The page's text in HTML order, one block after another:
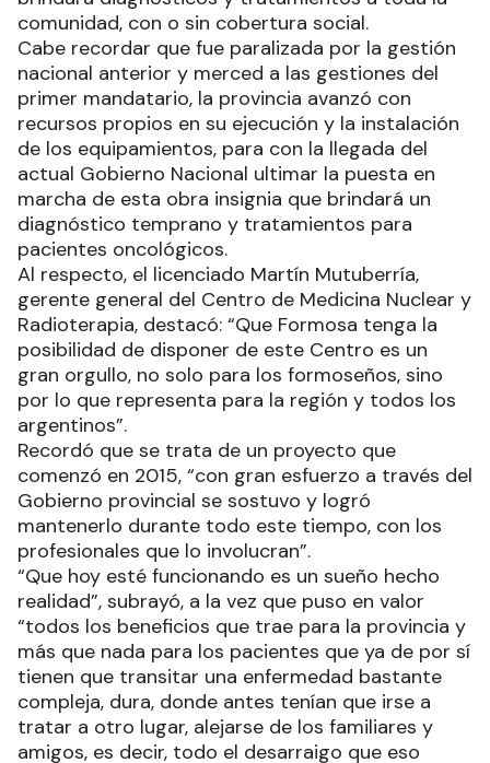
comunidad, con o sin cobertura social.
Cabe recordar que fue paralizada por la gestión
nacional anterior y merced a las gestiones del
primer mandatario, la provincia avanzó con
recursos propios en su ejecución y la instalación
de los equipamientos, para con la llegada del
actual Gobierno Nacional ultimar la puesta en
marcha de esta obra insignia que brindará un
diagnóstico temprano y tratamientos para
pacientes oncológicos.
Al respecto, el licenciado Martín Mutuberría,
gerente general del Centro de Medicina Nuclear y
Radioterapia, destacó: “Que Formosa tenga la
posibilidad de disponer de este Centro es un
gran orgullo, no solo para los formoseños, sino
por lo que representa para la región y todos los
argentinos”.
Recordó que se trata de un proyecto que
comenzó en 2015, “con gran esfuerzo a través del
Gobierno provincial se sostuvo y logró
mantenerlo durante todo este tiempo, con los
profesionales que lo involucran”.
“Que hoy esté funcionando es un sueño hecho
realidad”, subrayó, a la vez que puso en valor
“todos los beneficios que trae para la provincia y
más que nada para los pacientes que ya de por sí
tienen que transitar una enfermedad bastante
compleja, dura, donde antes tenían que irse a
tratar a otro lugar, alejarse de los familiares y
amigos, es decir, todo el desarraigo que eso